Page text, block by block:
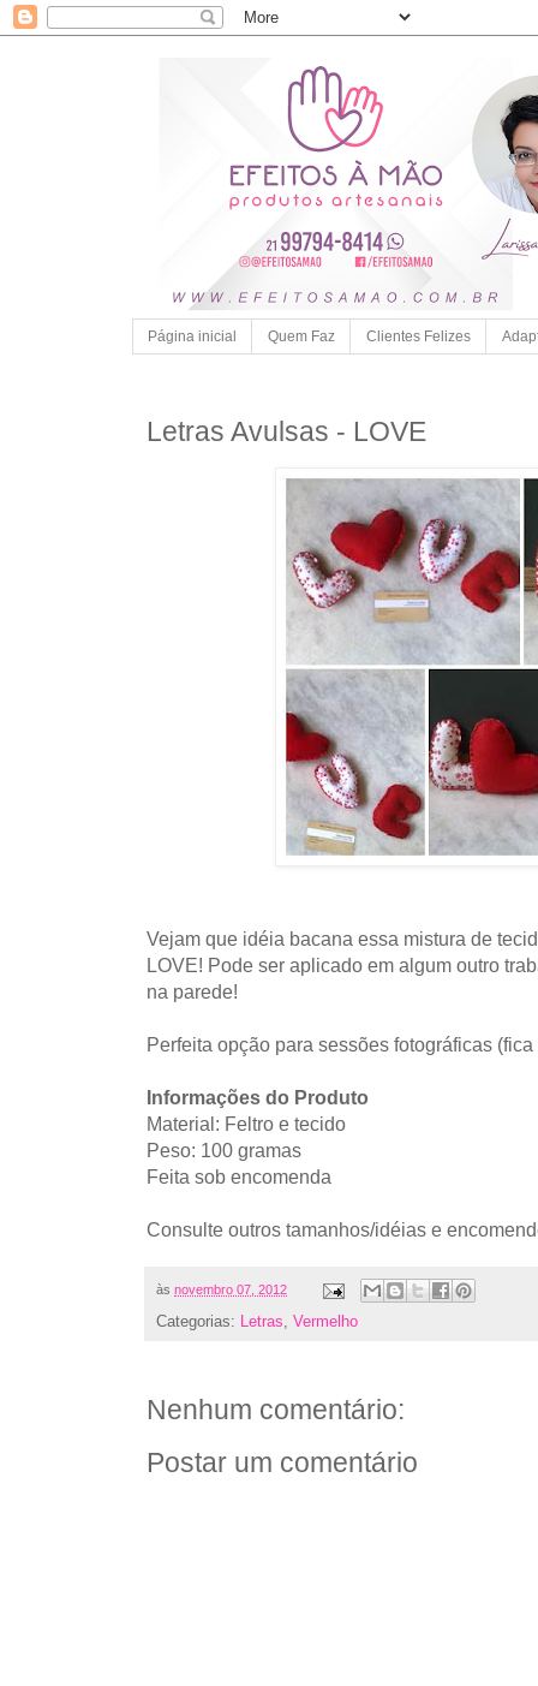
Página inicial Quem Faz Clientes Felizes
Letras Avulsas - LOVE
Vejam que idéia bacana essa mistura de
LOVE! Pode ser aplicado em algum outro
na parede!
Perfeita opção para sessões fotográficas (fica
Informações do Produto
Material: Feltro e tecido
Peso: 100 gramas
Feita sob encomenda
Consulte outros tamanhos/idéias e
às novembro 07, 2012
Categorias: Letras, Vermelho
Nenhum comentário:
Postar um comentário